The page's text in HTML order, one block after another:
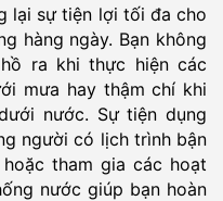
lại sự tiện lợi tối đa cho
hàng ngày. Bạn không
ra khi thực hiện các
mưa hay thậm chí khi
nước. Sự tiện dụng
người có lịch trình bận
tham gia các hoạt
nước giúp bạn hoàn